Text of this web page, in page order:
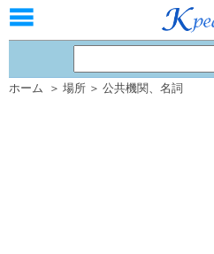
ホーム ＞ 場所 ＞ 公共機関、 名詞